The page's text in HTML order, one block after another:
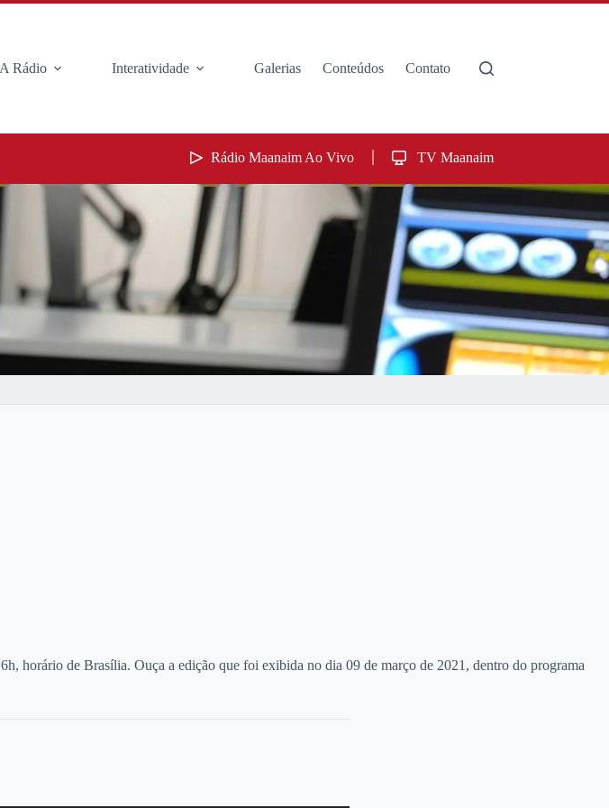
A Rádio Interatividade Galerias Conteúdos Contato
Rádio Maanaim Ao Vivo TV Maanaim
horário de Brasília. Ouça a edição que foi exibida no dia 09 de março de 2021, dentro do programa